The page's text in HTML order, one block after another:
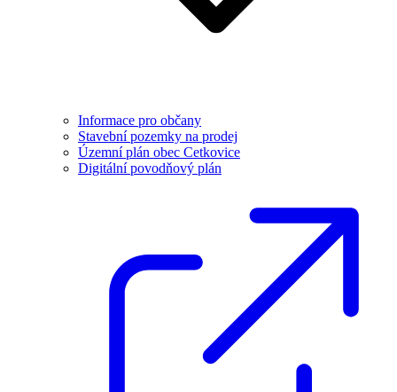
Informace pro občany
Stavební pozemky na prodej
Územní plán obec Cetkovice
Digitální povodňový plán